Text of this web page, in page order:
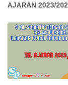
AJARAN 2023/